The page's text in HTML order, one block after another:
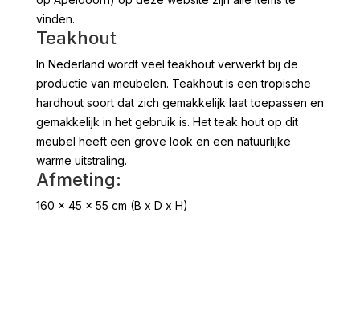
vinden.
Teakhout
In Nederland wordt veel teakhout verwerkt bij de
productie van meubelen. Teakhout is een tropische
hardhout soort dat zich gemakkelijk laat toepassen en
gemakkelijk in het gebruik is. Het teak hout op dit
meubel heeft een grove look en een natuurlijke
warme uitstraling.
Afmeting:
160 x 45 x 55 cm (B x D x H)